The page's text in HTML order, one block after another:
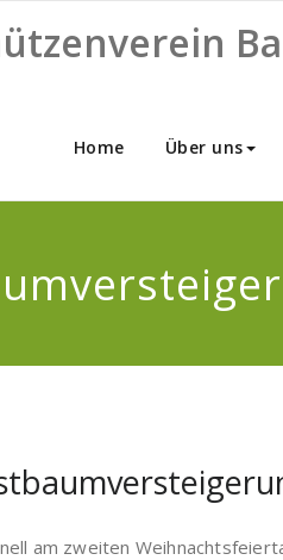
Home Über uns
am zweiten